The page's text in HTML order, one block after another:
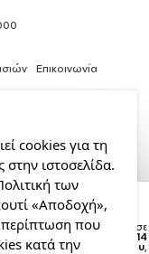
Μπλε Glitter,
σας θα παραδοθεί σε
έως την Παρασκευή 14
Αυγούστου,
Επικοινωνία
cookies για τη
στην ιστοσελίδα.
των
«Αποδοχή»,
περίπτωση που
κατά την